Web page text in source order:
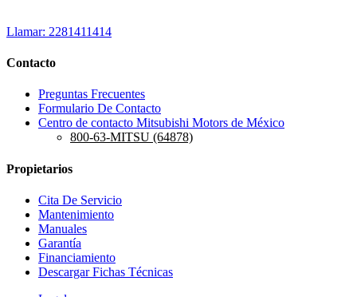
Llamar: 2281411414
Contacto
Preguntas Frecuentes
Formulario De Contacto
Centro de contacto Mitsubishi Motors de México
800-63-MITSU (64878)
Propietarios
Cita De Servicio
Mantenimiento
Manuales
Garantía
Financiamiento
Descargar Fichas Técnicas